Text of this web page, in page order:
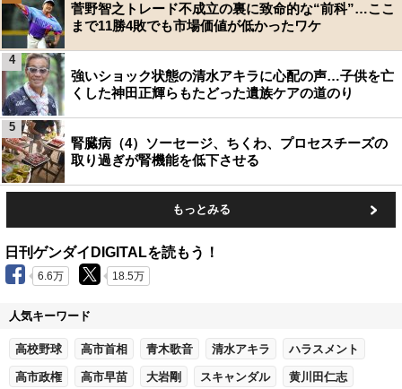
菅野智之トレード不成立の裏に致命的な“前科”…ここ
まで11勝4敗でも市場価値が低かったワケ
強いショック状態の清水アキラに心配の声…子供を亡
くした神田正輝らもたどった遺族ケアの道のり
4
腎臓病（4）ソーセージ、ちくわ、プロセスチーズの
取り過ぎが腎機能を低下させる
5
もっとみる
日刊ゲンダイDIGITALを読もう！
6.6万 18.5万
人気キーワード
高校野球 高市首相 青木歌音 清水アキラ ハラスメント
高市政権 高市早苗 大岩剛 スキャンダル 黄川田仁志